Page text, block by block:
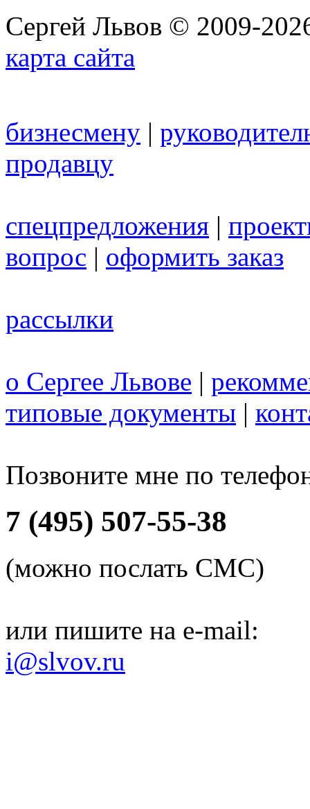
Сергей Львов © 2009-
карта сайта
бизнесмену |
продавцу
спецпредложения |
вопрос | оформить заказ
рассылки
о Сергее Львове |
типовые документы |
Позвоните мне по
7 (495) 507-55-38
(можно послать СМС)
или пишите на e-mail:
i@slvov.ru